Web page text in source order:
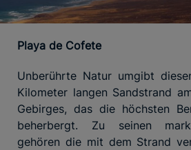
Playa de Cofete
Unberührte Natur umgibt
Kilometer langen Sandstrand
Gebirges, das die höchsten
beherbergt. Zu seinen
gehören die mit dem Strand